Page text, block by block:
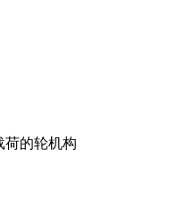
荷的轮机构